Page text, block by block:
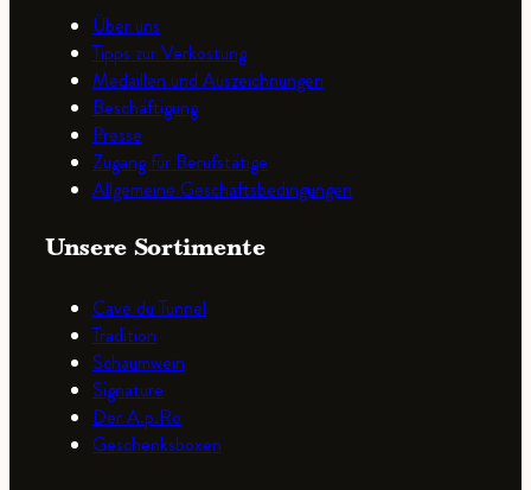
Über uns
Tipps zur Verkostung
Medaillen und Auszeichnungen
Beschäftigung
Presse
Zugang für Berufstätige
Allgemeine Geschäftsbedingungen
Unsere Sortimente
Cave du Tunnel
Tradition
Schaumwein
Signature
Der A.p.Ro
Geschenksboxen